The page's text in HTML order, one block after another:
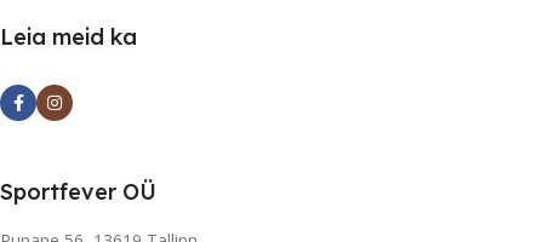
Leia meid ka
Sportfever OÜ